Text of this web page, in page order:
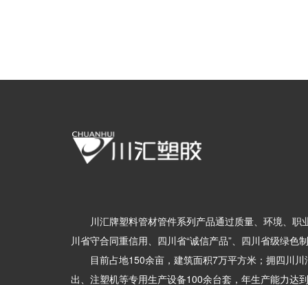
川汇牌塑料管材管件系列产品通过质量、环境、职
川省守合同重信用、四川省“诚信产品”、四川省级绿
目前占地150余亩，建筑面积7万平方米；拥四川川
出、注塑机等专用生产设备100余台套，年生产能力达